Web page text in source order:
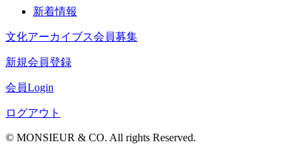
新着情報
文化アーカイブス会員募集
新規会員登録
会員Login
ログアウト
© MONSIEUR & CO. All rights Reserved.